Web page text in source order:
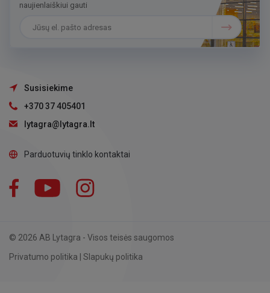
naujienlaiškiui gauti
Susisiekime
+370 37 405401
lytagra@lytagra.lt
Parduotuvių tinklo kontaktai
Facebook YouTube
© 2026 AB Lytagra - Visos teisės saugomos
Privatumo politika
Slapukų politika